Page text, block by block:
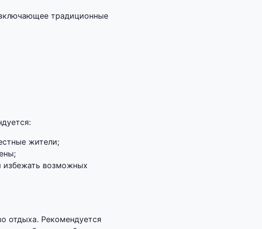
традиционные
жители;
избежать возможных
отдыха. Рекомендуется